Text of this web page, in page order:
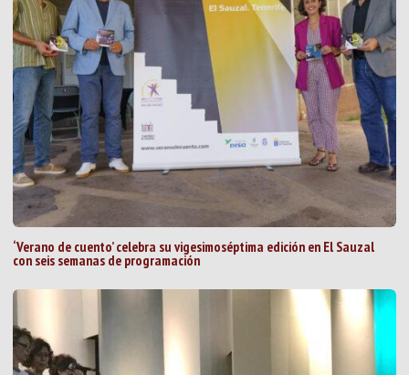
‘Verano de cuento’ celebra su vigesimoséptima edición en El Sauzal
con seis semanas de programación